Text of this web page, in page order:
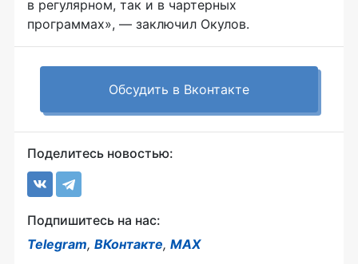
в регулярном, так и в чартерных
программах», — заключил Окулов.
Обсудить в Вконтакте
Поделитесь новостью:
Подпишитесь на нас:
Telegram, ВКонтакте, MAX